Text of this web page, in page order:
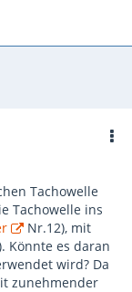
Tachowelle
Tachowelle ins
Nr.12), mit
Könnte es daran
wird? Da
zunehmender